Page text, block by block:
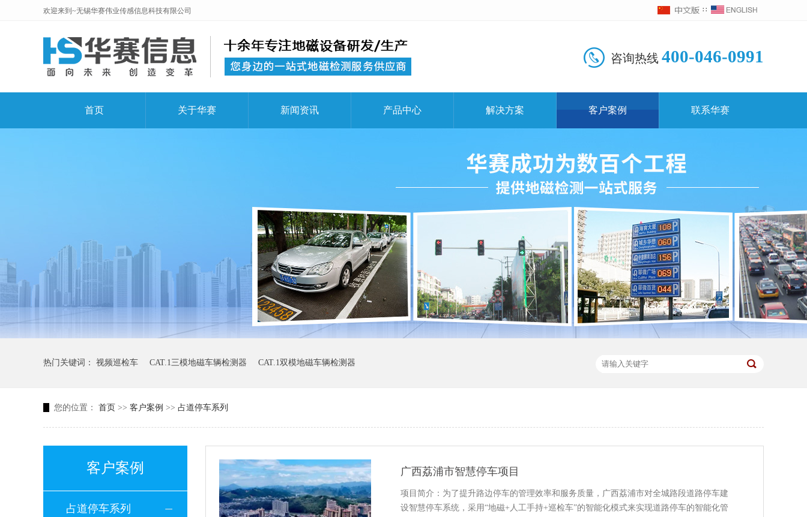
欢迎来到~无锡华赛伟业传感信息科技有限公司 ∷
咨询热线 400-046-0991
首页 关于华赛 新闻资讯 产品中心 解决方案 客户案例 联系华赛
热门关键词： 视频巡检车 CAT.1三模地磁车辆检测器 CAT.1双模地磁车辆检测器
您的位置： 首页 >> 客户案例 >> 占道停车系列
客户案例
占道停车系列
广西荔浦市智慧停车项目
项目简介：为了提升路边停车的管理效率和服务质量，广西荔浦市对全城路段道路停车建
设智慧停车系统，采用“地磁+人工手持+巡检车”的智能化模式来实现道路停车的智能化管